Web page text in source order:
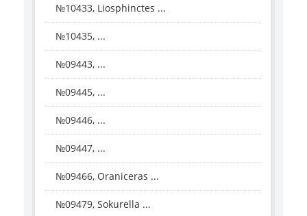
№10433, Liosphinctes ...
№10435, ...
№09443, ...
№09445, ...
№09446, ...
№09447, ...
№09466, Oraniceras ...
№09479, Sokurella ...